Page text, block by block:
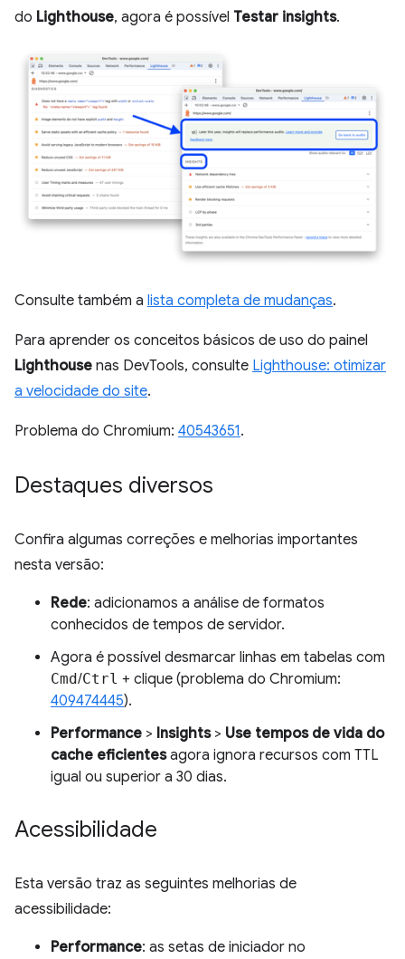
do Lighthouse, agora é possível Testar insights.
Consulte também a lista completa de mudanças.
Para aprender os conceitos básicos de uso do painel
Lighthouse nas DevTools, consulte Lighthouse: otimizar
a velocidade do site.
Problema do Chromium: 40543651.
Destaques diversos
Confira algumas correções e melhorias importantes
nesta versão:
Rede: adicionamos a análise de formatos
conhecidos de tempos de servidor.
Agora é possível desmarcar linhas em tabelas com
Cmd/Ctrl + clique (problema do Chromium:
409474445).
Performance > Insights> Use tempos de vida do
cache eficientesagora ignora recursos com TTL
igual ou superior a 30 dias.
Acessibilidade
Esta versão traz as seguintes melhorias de
acessibilidade:
Performance: as setas de iniciador no